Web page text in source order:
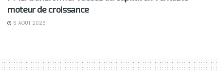
moteur de croissance
6 AOÛT 2026